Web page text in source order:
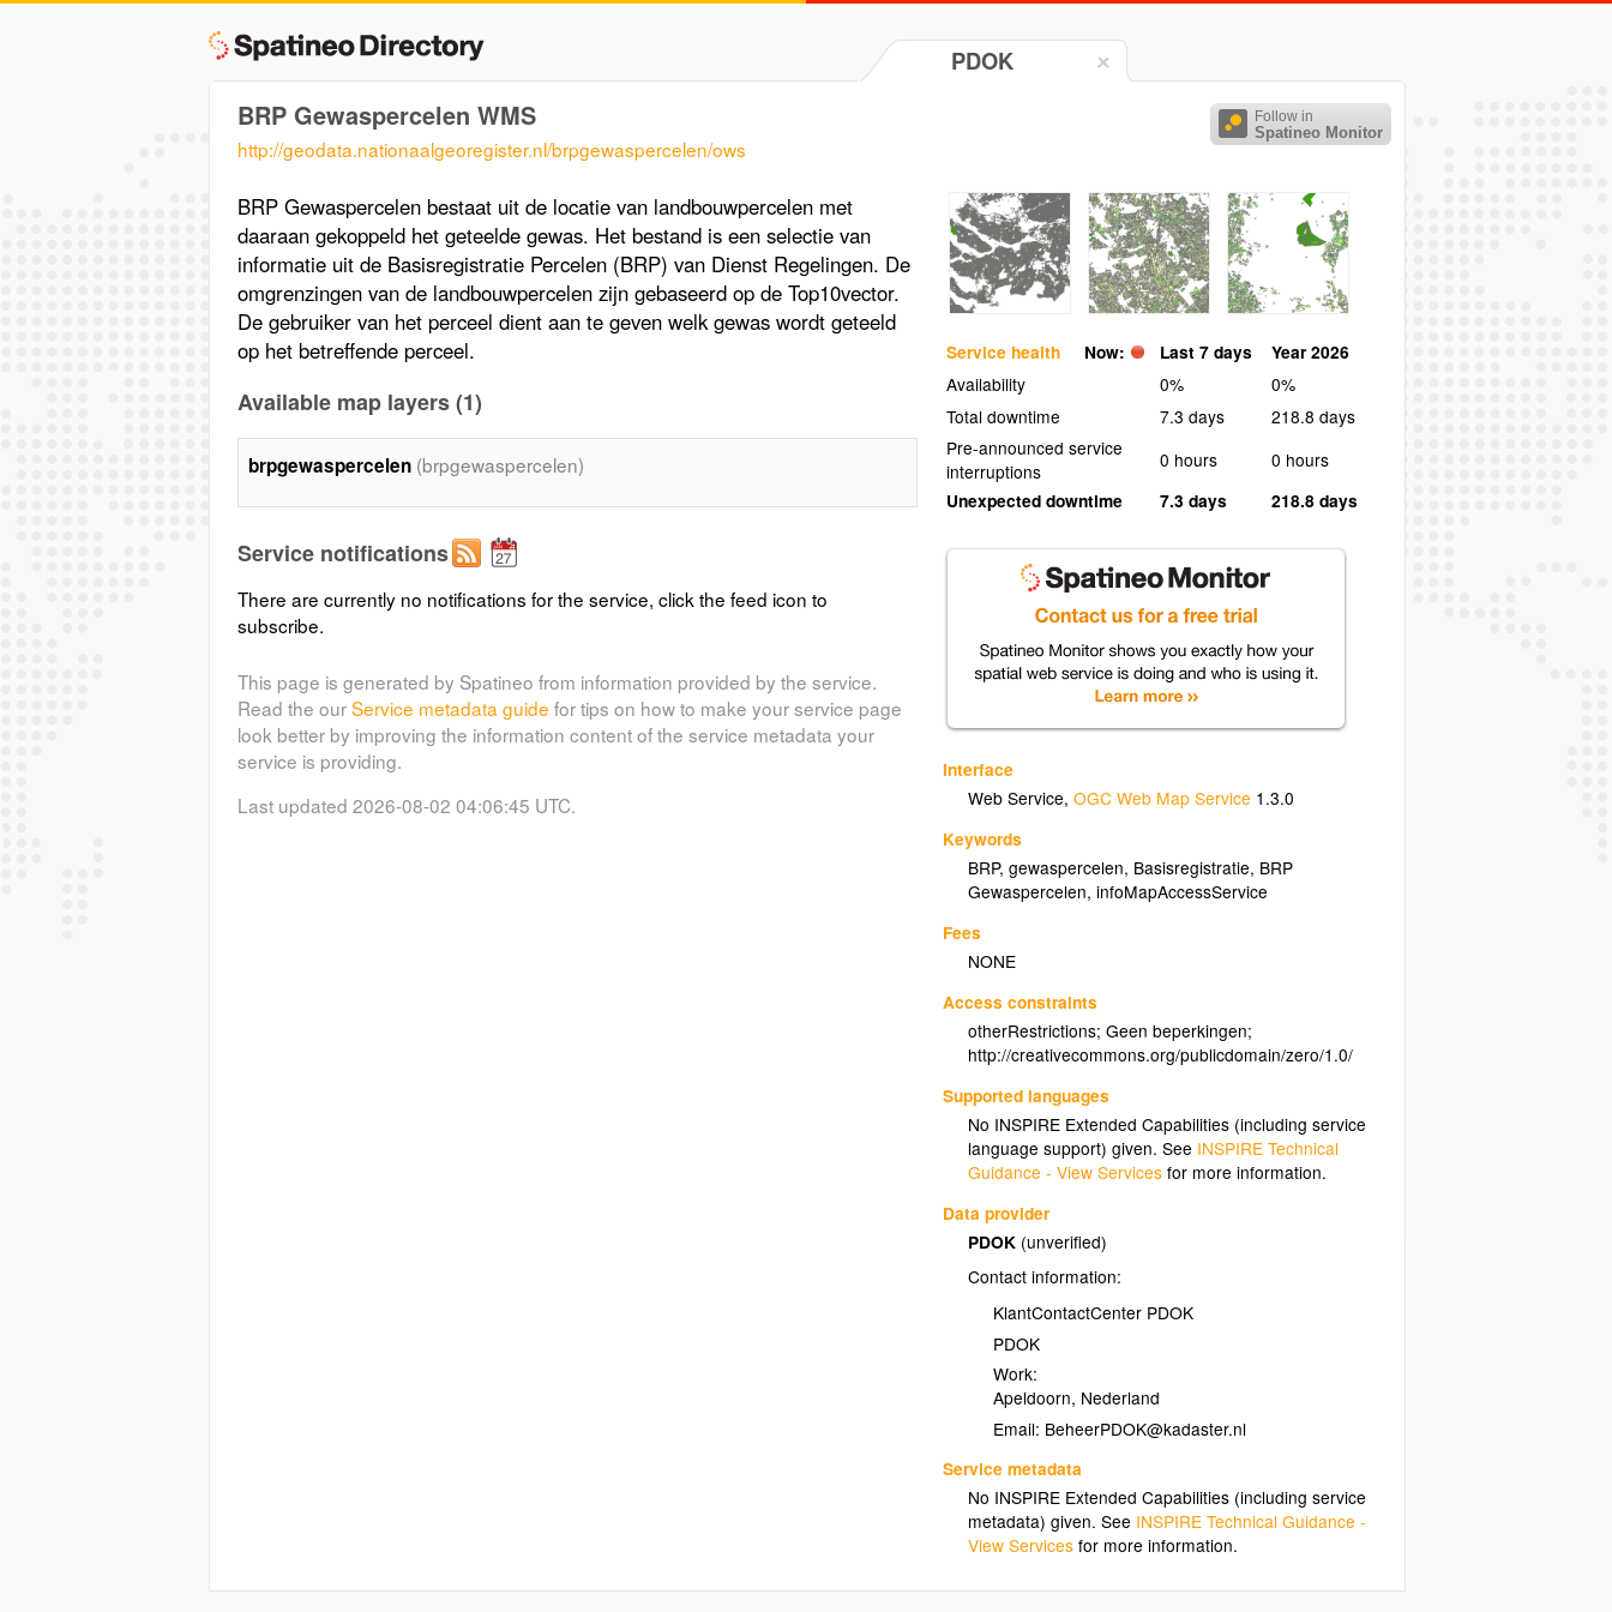
PDOK
Follow in
Spatineo Monitor
BRP Gewaspercelen WMS
http://geodata.nationaalgeoregister.nl/brpgewaspercelen/ows
Service health Now: Last 7 days
Year 2026
Availability
0%
0%
Total downtime
7.3 days
218.8 days
Pre-announced service
interruptions
0 hours
0 hours
Unexpected downtime
7.3 days 218.8 days
Interface
Web Service,OGC Web Map Service 1.3.0
Keywords
BRP,gewaspercelen, Basisregistratie, BRP
Gewaspercelen,infoMapAccessService
Fees
NONE
Access constraints
otherRestrictions; Geen beperkingen;
http://creativecommons.org/publicdomain/zero/1.0/
Supported languages
No INSPIRE Extended Capabilities (including service
language support) given. See INSPIRE Technical
Guidance - View Services for more information.
Data provider
PDOK (unverified)
Contact information:
KlantContactCenter PDOK
PDOK
Work:
Apeldoorn, Nederland
Email:
Service metadata
No INSPIRE Extended Capabilities (including service
metadata) given. See INSPIRE Technical Guidance -
View Services for more information.
BRP Gewaspercelen bestaat uit de locatie van landbouwpercelen met
daaraan gekoppeld het geteelde gewas. Het bestand is een selectie van
informatie uit de Basisregistratie Percelen (BRP) van Dienst Regelingen. De
omgrenzingen van de landbouwpercelen zijn gebaseerd op de Top10vector.
De gebruiker van het perceel dient aan te geven welk gewas wordt geteeld
op het betreffende perceel.
Available map layers (1)
brpgewaspercelen (brpgewaspercelen)
Service notifications
There are currently no notifications for the service, click the feed icon to
subscribe.
This page is generated by Spatineo from information provided by the service.
Read the ourService metadata guide for tips on how to make your service page
look better by improving the information content of the service metadata your
service is providing.
Last updated 2026-08-02 04:06:45 UTC.